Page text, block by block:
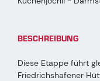
BESCHREIBUNG
Diese Etappe führt
Friedrichshafener